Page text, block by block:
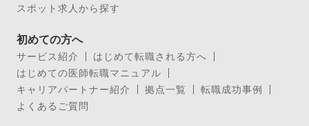
スポット求人から探す
初めての方へ
サービス紹介
はじめて転職される方へ
はじめての医師転職マニュアル
キャリアパートナー紹介
拠点一覧
転職成功事例
よくあるご質問